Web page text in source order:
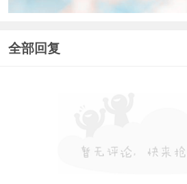
全部回复